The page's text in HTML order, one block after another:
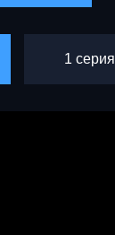
1 серия